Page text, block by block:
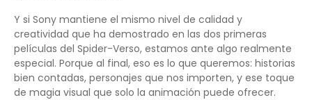
Y si Sony mantiene el mismo nivel de calidad y
creatividad que ha demostrado en las dos primeras
películas del Spider-Verso, estamos ante algo realmente
especial. Porque al final, eso es lo que queremos: historias
bien contadas, personajes que nos importen, y ese toque
de magia visual que solo la animación puede ofrecer.